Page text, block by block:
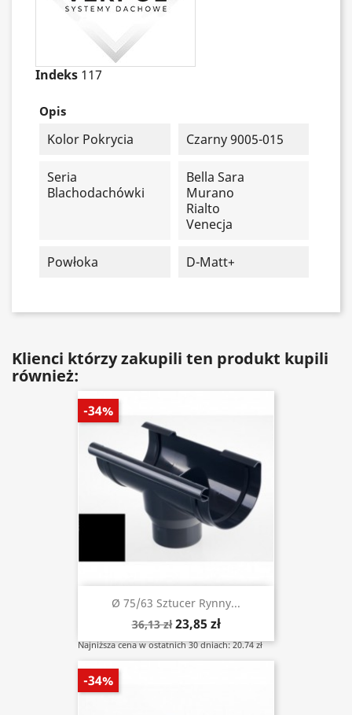
Indeks 117
Opis
Kolor Pokrycia Czarny 9005-015
Seria
Blachodachówki
Bella Sara
Murano
Rialto
Venecja
Powłoka D-Matt+
Klienci którzy zakupili ten produkt kupili
również:
Ø 75/63 Sztucer Rynny...
36,13 zł 23,85 zł
Najniższa cena w ostatnich 30 dniach: 20.74 zł
-34%
-34%